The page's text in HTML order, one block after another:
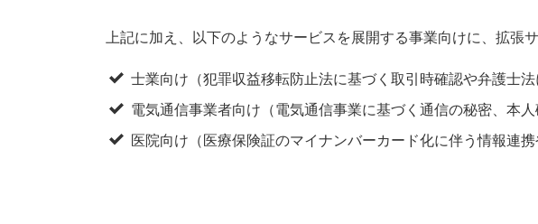
上記に加え、以下のようなサービスを展開する事業向けに、拡張
士業向け（犯罪収益移転防止法に基づく取引時確認や弁護士法
電気通信事業者向け（電気通信事業に基づく通信の秘密、本人
医院向け（医療保険証のマイナンバーカード化に伴う情報連